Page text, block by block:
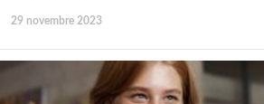
29 novembre 2023